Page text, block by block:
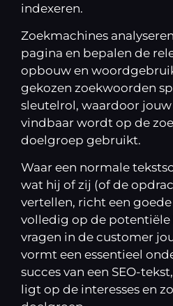
indexeren.
Zoekmachines
pagina en bepalen de
opbouw en
gekozen zoekwoorden
sleutelrol, waardoor
vindbaar wordt op de
doelgroep gebruikt.
Waar een normale
wat hij of zij (of de
vertellen, richt een
volledig op de potentiële
vragen in de customer
vormt een essentieel
succes van een SEO-
ligt op de interesses en